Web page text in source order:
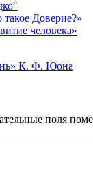
Доверие?»
человека»
К. Ф. Юона
поля